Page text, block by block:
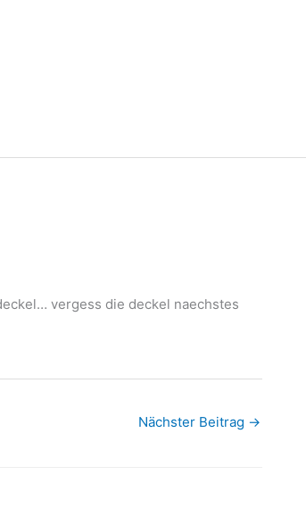
vergess die deckel naechstes
Nächster Beitrag →